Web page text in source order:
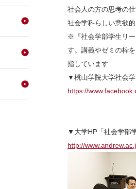
社会人の方の思考の
社会学科らしい意欲
※『社会学部学生リ
す。講義やゼミの枠
指しています
▼桃山学院大学社会
https://
▼大学HP「社会学部
http://